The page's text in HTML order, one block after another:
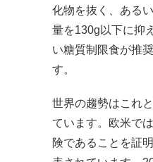
化物を抜く、ある
量を130g以下に抑
い糖質制限食が推
す。
世界の趨勢はこれ
ています。欧米で
険であることを証